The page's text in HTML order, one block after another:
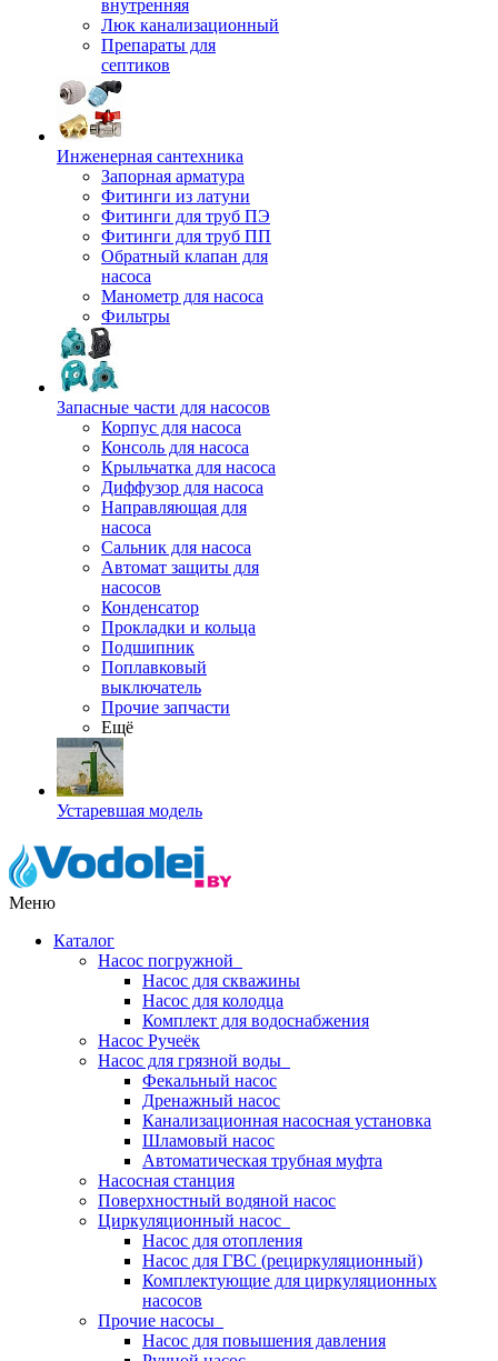
внутренняя
Люк канализационный
Препараты для
септиков
Инженерная сантехника
Запорная арматура
Фитинги из латуни
Фитинги для труб ПЭ
Фитинги для труб ПП
Обратный клапан для
насоса
Манометр для насоса
Фильтры
Запасные части для насосов
Корпус для насоса
Консоль для насоса
Крыльчатка для насоса
Диффузор для насоса
Направляющая для
насоса
Сальник для насоса
Автомат защиты для
насосов
Конденсатор
Прокладки и кольца
Подшипник
Поплавковый
выключатель
Прочие запчасти
Ещё
Устаревшая модель
Меню
Каталог
Насос погружной
Насос для скважины
Насос для колодца
Комплект для водоснабжения
Насос Ручеёк
Насос для грязной воды
Фекальный насос
Дренажный насос
Канализационная насосная установка
Шламовый насос
Автоматическая трубная муфта
Насосная станция
Поверхностный водяной насос
Циркуляционный насос
Насос для отопления
Насос для ГВС (рециркуляционный)
Комплектующие для циркуляционных
насосов
Прочие насосы
Насос для повышения давления